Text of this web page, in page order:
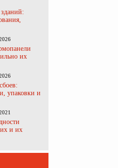
их
упаковки и
и их